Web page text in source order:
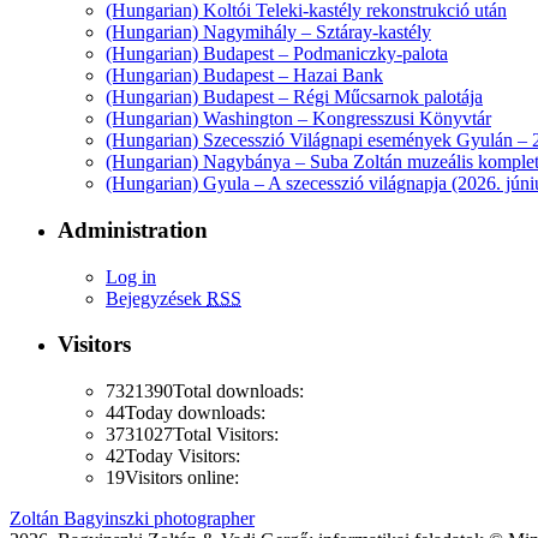
(Hungarian) Koltói Teleki-kastély rekonstrukció után
(Hungarian) Nagymihály – Sztáray-kastély
(Hungarian) Budapest – Podmaniczky-palota
(Hungarian) Budapest – Hazai Bank
(Hungarian) Budapest – Régi Műcsarnok palotája
(Hungarian) Washington – Kongresszusi Könyvtár
(Hungarian) Szecesszió Világnapi események Gyulán –
(Hungarian) Nagybánya – Suba Zoltán muzeális
(Hungarian) Gyula – A szecesszió világnapja (2026.
Administration
Log in
Bejegyzések RSS
Visitors
7321390Total downloads:
44Today downloads:
3731027Total Visitors:
42Today Visitors:
19Visitors online:
Zoltán Bagyinszki photographer